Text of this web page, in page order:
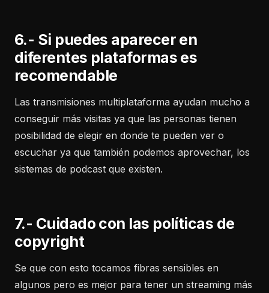
6.- Si puedes aparecer en
diferentes plataformas es
recomendable
Las transmisiones multiplataforma ayudan mucho a
conseguir más visitas ya que las personas tienen
posibilidad de elegir en donde te pueden ver o
escuchar ya que también podemos aprovechar, los
sistemas de podcast que existen.
7.- Cuidado con las políticas de
copyright
Se que con esto tocamos fibras sensibles en
algunos pero es mejor para tener un streaming más